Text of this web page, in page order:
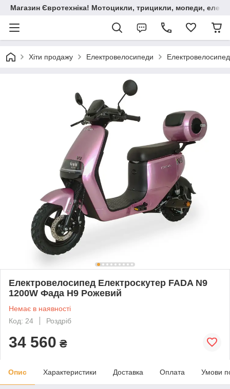
Магазин Євротехніка! Мотоцикли, трицикли, мопеди,
Хіти продажу Електровелосипеди
Електровелосипед Електроскутер FADA N9
1200W Фада Н9 Рожевий
Немає в наявності
Код: 24
Роздріб
34 560 ₴
Опис Характеристики Доставка Оплата Умови